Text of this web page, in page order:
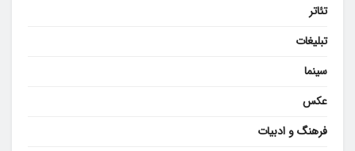
تئاتر
تبلیغات
سینما
عکس
فرهنگ و ادبیات